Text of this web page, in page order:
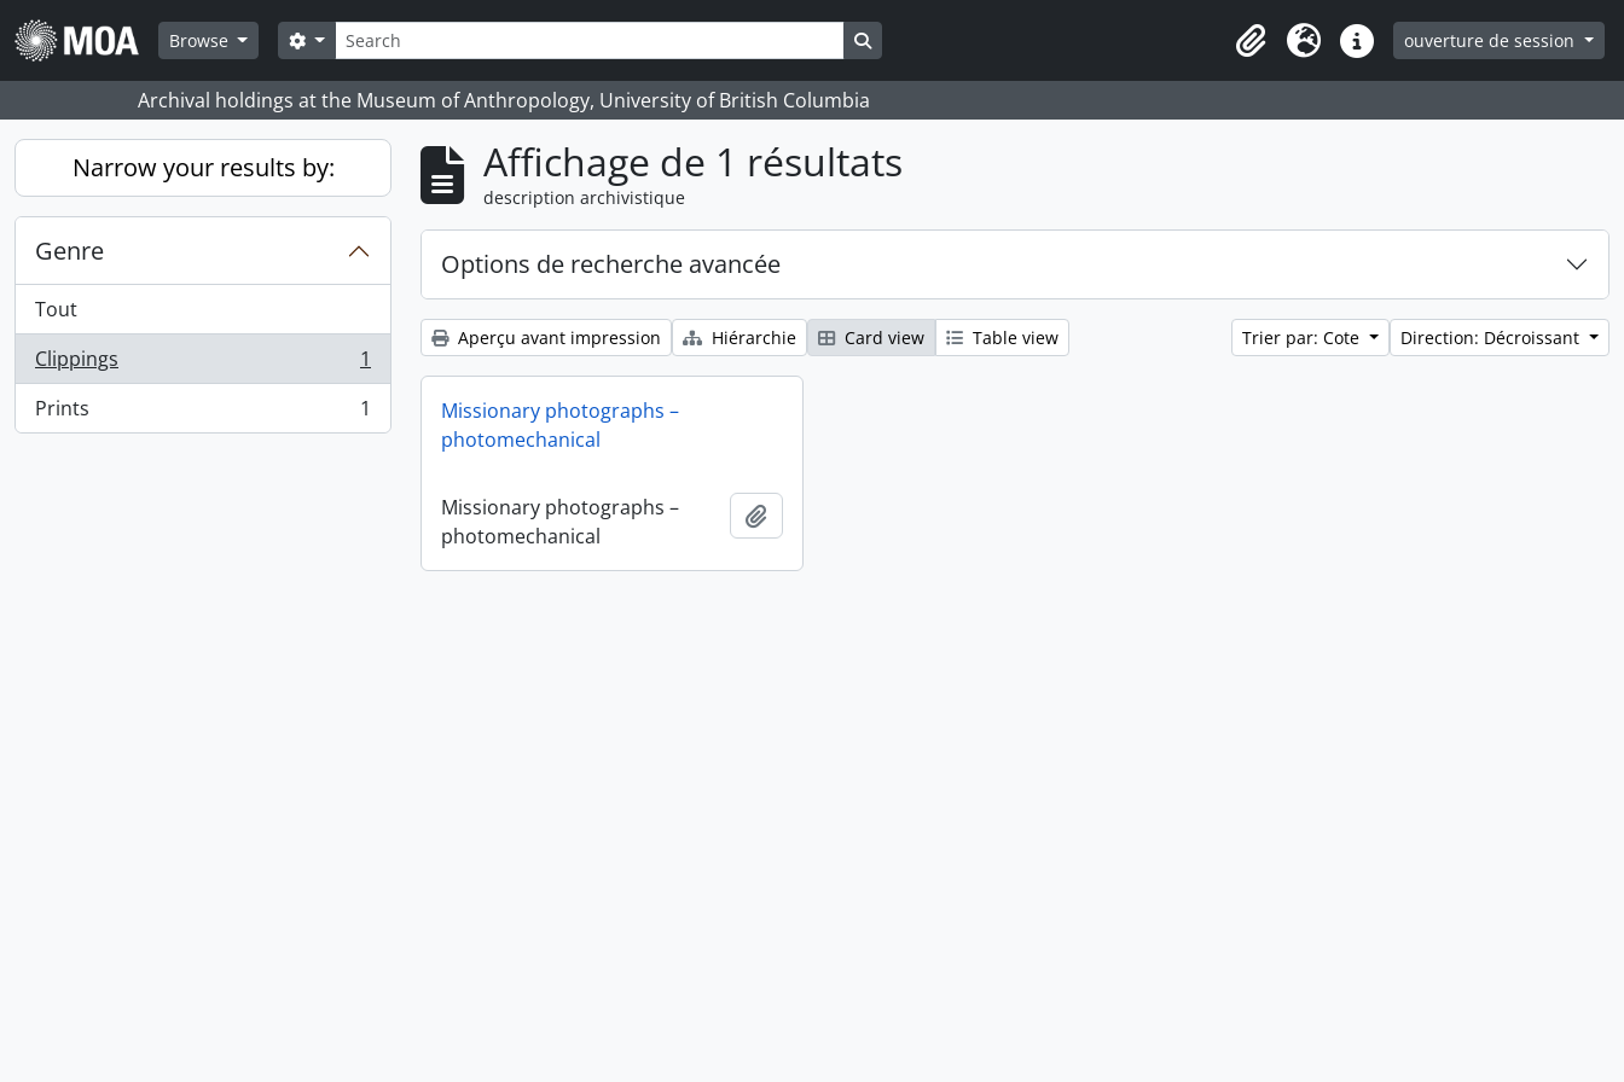
Skip to main content
Browse
Rechercher
Search options Search in browse page
ClipboardLangueLiens rapidesouverture de session
Archival holdings at the Museum of Anthropology, University of British Columbia
Narrow your results by:
Genre
Tout
Clippings
, 1 résultats
1
Prints
, 1 résultats 1
Affichage de 1 résultats
description archivistique
Options de recherche avancée
Aperçu avant impression Hiérarchie Card view Table view Trier par: Cote Direction: Décroissant
Missionary photographs –
photomechanical
Missionary photographs –
photomechanical